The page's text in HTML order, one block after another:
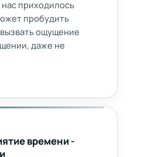
приходилось
пробудить
ощущение
даже не
времени -